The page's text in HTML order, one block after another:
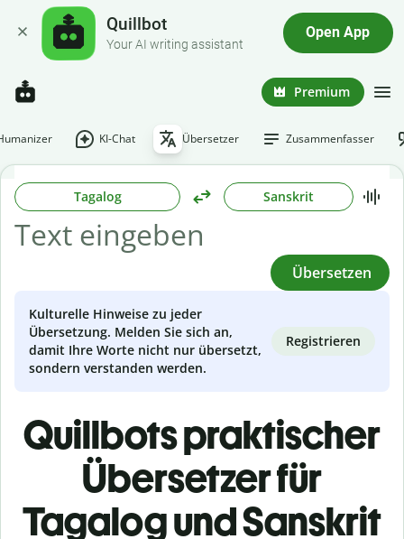
Quillbot
Your AI writing assistant
Open App
Premium
KI-Chat Übersetzer Zusammenfasser
Tagalog Sanskrit
Übersetzen
Kulturelle Hinweise zu jeder
Übersetzung. Melden Sie sich an,
damit Ihre Worte nicht nur übersetzt,
sondern verstanden werden.
Registrieren
Quillbots praktischer
Übersetzer für
Tagalog und Sanskrit